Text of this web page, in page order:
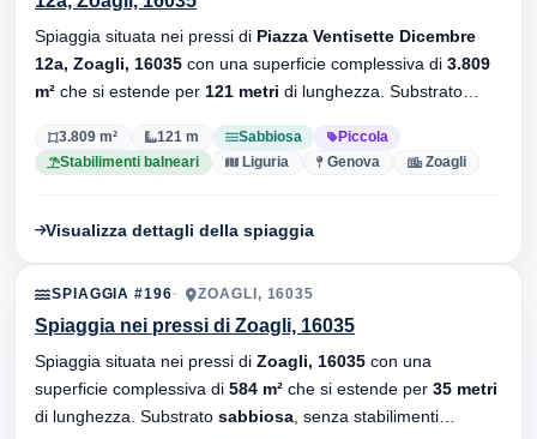
12a, Zoagli, 16035
Spiaggia situata nei pressi di Piazza Ventisette Dicembre
12a, Zoagli, 16035 con una superficie complessiva di 3.809
m² che si estende per 121 metri di lunghezza. Substrato
, sono presenti stabilimenti balneari.
3.809 m² 121 m Sabbiosa
Piccola
Stabilimenti balneari
Liguria Genova Zoagli
Visualizza dettagli della spiaggia
SPIAGGIA #196 ZOAGLI, 16035
Spiaggia nei pressi di Zoagli, 16035
Spiaggia situata nei pressi di Zoagli, 16035 con una
superficie complessiva di 584 m² che si estende per 35 metri
di lunghezza. Substrato sabbiosa, senza stabilimenti